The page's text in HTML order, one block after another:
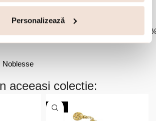
Personalizează
Cercei Cercei argint
Oferte Speciale -
Noblesse
aceeasi colectie:
-20%